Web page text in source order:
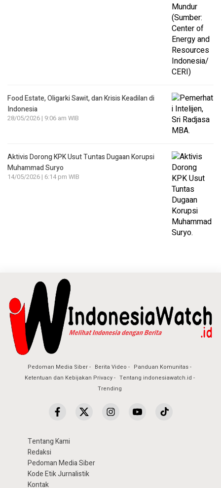
Food Estate, Oligarki Sawit, dan Krisis Keadilan di
Indonesia
28/05/2026 | 9:06 am WIB
Aktivis Dorong KPK Usut Tuntas Dugaan Korupsi
Muhammad Suryo
14/05/2026 | 6:14 pm WIB
Pedoman Media Siber Berita Video
Panduan Komunitas
Ketentuan dan Kebijakan Privacy
Tentang indonesiawatch.id
Trending
Tentang Kami
Redaksi
Pedoman Media Siber
Kode Etik Jurnalistik
Kontak